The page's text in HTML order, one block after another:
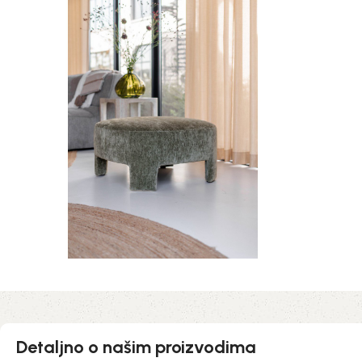
Detaljno o našim proizvodima